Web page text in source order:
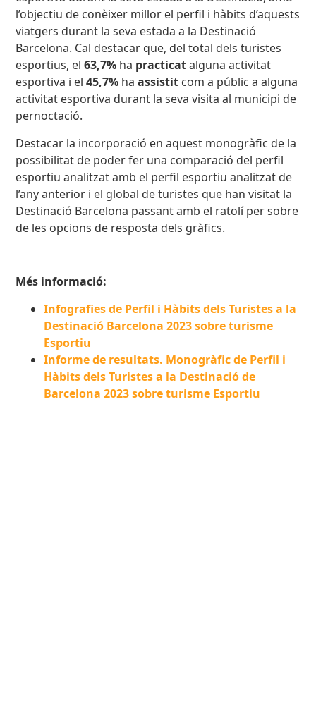
l’objectiu de conèixer millor el perfil i hàbits d’aquests
viatgers durant la seva estada a la Destinació
Barcelona. Cal destacar que, del total dels turistes
esportius, el63,7% ha practicatalguna activitat
esportiva i el45,7% haassistit com a públic a alguna
activitat esportiva durant la seva visita al municipi de
pernoctació.
Destacar la incorporació en aquest monogràfic de la
possibilitat de poder fer una comparació del perfil
esportiu analitzat amb el perfil esportiu analitzat de
l’any anterior i el global de turistes que han visitat la
Destinació Barcelona passant amb el ratolí per sobre
de les opcions de resposta dels gràfics.
Més informació:
Infografies de Perfil i Hàbits dels Turistes a la
Destinació Barcelona 2023 sobre turisme
Esportiu
Informe de resultats. Monogràfic de Perfil i
Hàbits dels Turistes a la Destinació de
Barcelona 2023 sobre turisme Esportiu